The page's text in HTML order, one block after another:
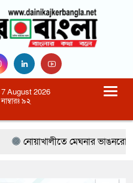
7 August 2026
৯২
নোয়াখালীতে মেঘনার ভাঙনরোধে